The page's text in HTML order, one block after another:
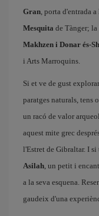
Gran, porta d'entrada
Mesquita de Tànger; la
Makhzen i Donar és-
i Arts Marroquins.
Si et ve de gust
paratges naturals, tens
un racó de valor
aquest mite grec
l'Estret de Gibraltar. I
Asilah, un petit i
a la seva esquena.
gaudeix d'una